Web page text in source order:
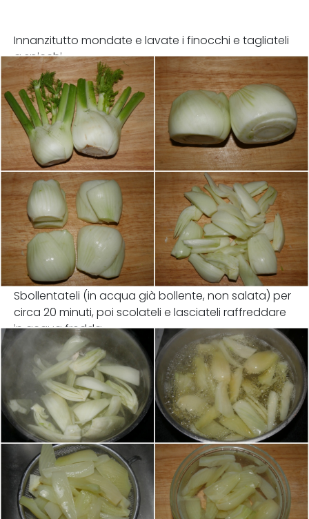
Innanzitutto mondate e lavate i finocchi e tagliateli
a spicchi.
Sbollentateli (in acqua già bollente, non salata) per
circa 20 minuti, poi scolateli e lasciateli raffreddare
in acqua fredda.